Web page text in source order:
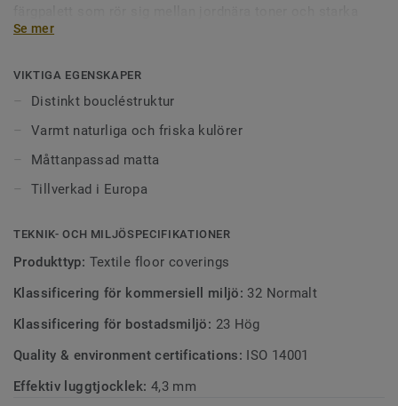
accenter. Resultatet är en matta som känns både samtida
Se mer
VIKTIGA EGENSKAPER
Distinkt boucléstruktur
Varmt naturliga och friska kulörer
Måttanpassad matta
Tillverkad i Europa
TEKNIK- OCH MILJÖSPECIFIKATIONER
Produkttyp: Textile floor coverings
Klassificering för kommersiell miljö: 32 Normalt
Klassificering för bostadsmiljö: 23 Hög
Quality & environment certifications: ISO 14001
Effektiv luggtjocklek: 4,3 mm